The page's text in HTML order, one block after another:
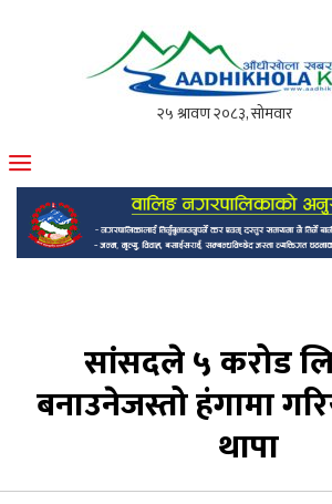
मोफसलकै लोकप्रिय अनलाइन पत्रिका
सांसदले ५ करोड
बनाउनेजस्तो हंगामा
थापा